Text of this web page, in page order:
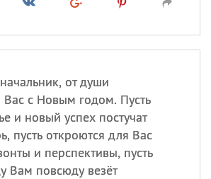
от души
с Новым годом. Пусть
и новый успех постучат
пусть откроются для Вас
и перспективы, пусть
Вам повсюду везёт